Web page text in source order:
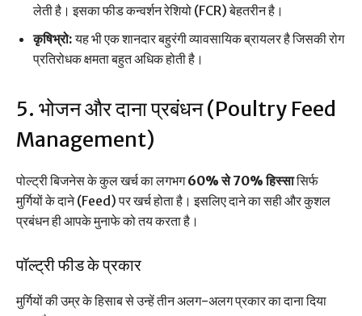
लेती है। इसका फीड कन्वर्शन रेशियो (FCR) बेहतरीन है।
कृषिभ्रो:यह भी एक शानदार बहुरंगी व्यावसायिक ब्रायलर है जिसकी रोग
प्रतिरोधक क्षमता बहुत अधिक होती है।
5. भोजन और दाना प्रबंधन (Poultry Feed
Management)
पोल्ट्री बिजनेस के कुल खर्च का लगभग60% से 70% हिस्सासिर्फ
मुर्गियों के दाने (Feed) पर खर्च होता है। इसलिए दाने का सही और कुशल
प्रबंधन ही आपके मुनाफे को तय करता है।
पॉल्ट्री फीड के प्रकार
मुर्गियों की उम्र के हिसाब से उन्हें तीन अलग-अलग प्रकार का दाना दिया